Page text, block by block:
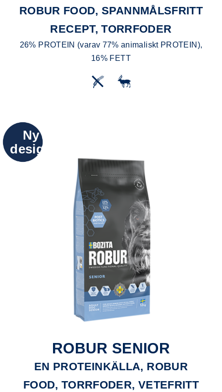
ROBUR FOOD, SPANNMÅLSFRITT
RECEPT, TORRFODER
26% PROTEIN (varav 77% animaliskt PROTEIN),
16% FETT
Ny
design
ROBUR SENIOR
EN PROTEINKÄLLA, ROBUR
FOOD, TORRFODER, VETEFRITT